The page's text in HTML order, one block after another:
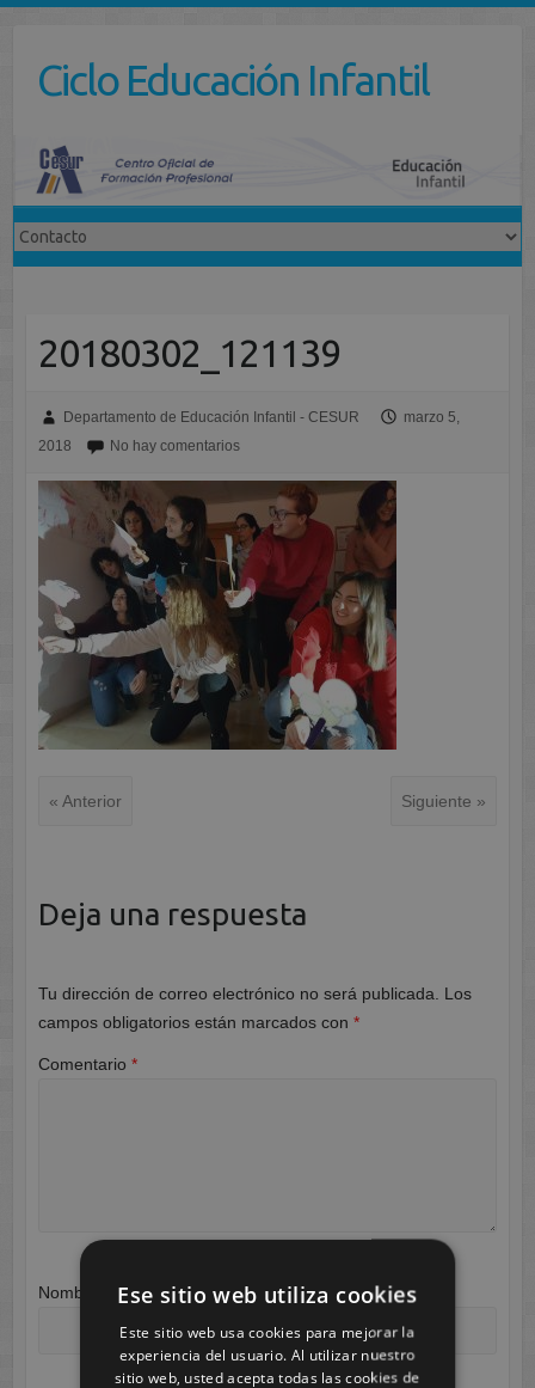
contenidoCiclo Educación Infantil
20180302_121139
Departamento de Educación Infantil - CESUR
marzo 5,
2018
No hay comentarios
« Anterior Siguiente »
Deja una respuesta
Tu dirección de correo electrónico no será publicada.
Los
campos obligatorios están marcados con *
Comentario *
Nombre Ese sitio web utiliza cookies
Este sitio web usa cookies para mejorar la
experiencia del usuario. Al utilizar nuestro
sitio web, usted acepta todas las cookies de